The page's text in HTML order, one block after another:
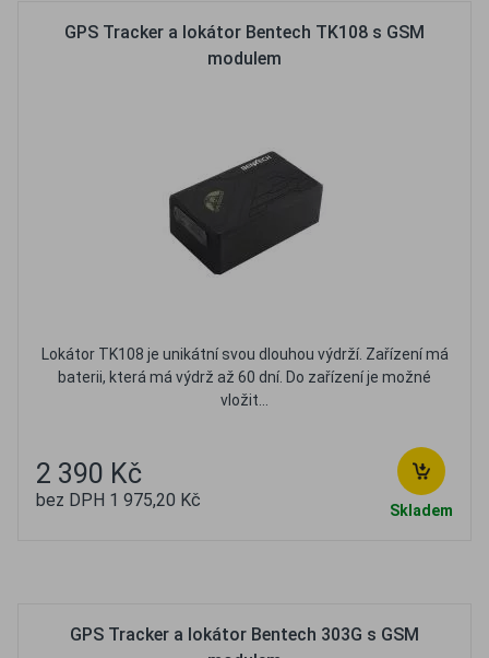
GPS Tracker a lokátor Bentech TK108 s GSM
modulem
Lokátor TK108 je unikátní svou dlouhou výdrží. Zařízení má
baterii, která má výdrž až 60 dní. Do zařízení je možné
vložit...
2 390 Kč
bez DPH 1 975,20 Kč Skladem
GPS Tracker a lokátor Bentech 303G s GSM